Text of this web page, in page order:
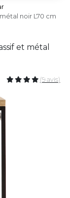
noir L70 cm
et métal
(9 avis)